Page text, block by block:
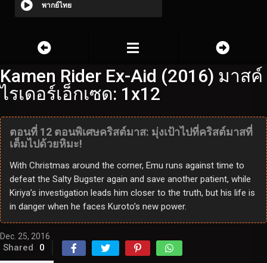
พากย์ไทย
Kamen Rider Ex-Aid (2016) มาสค์
ไรเดอร์เอ็กเซด: 1x12
ตอนที่ 12 ตอนพิเศษคริสต์มาส: มุ่งเป้าไปที่คริสต์มาสที่
เต็มไปด้วยหิมะ!
With Christmas around the corner, Emu runs against time to
defeat the Salty Bugster again and save another patient, while
Kiriya’s investigation leads him closer to the truth, but his life is
in danger when he faces Kuroto’s new power.
Dec. 25, 2016
Shared 0